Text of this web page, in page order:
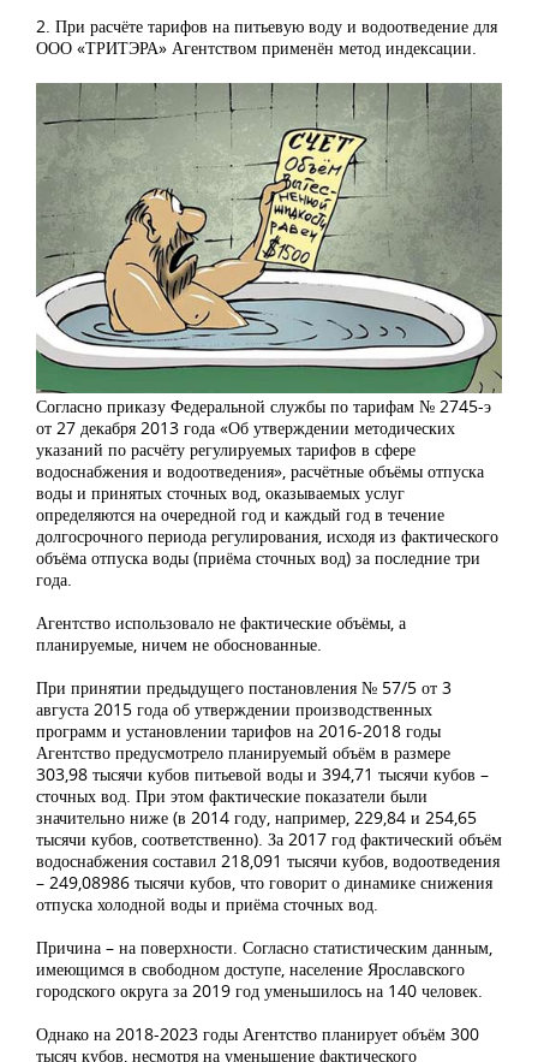
2. При расчёте тарифов на питьевую воду и водоотведение для
ООО «ТРИТЭРА» Агентством применён метод индексации.
Согласно приказу Федеральной службы по тарифам № 2745-э
от 27 декабря 2013 года «Об утверждении методических
указаний по расчёту регулируемых тарифов в сфере
водоснабжения и водоотведения», расчётные объёмы отпуска
воды и принятых сточных вод, оказываемых услуг
определяются на очередной год и каждый год в течение
долгосрочного периода регулирования, исходя из фактического
объёма отпуска воды (приёма сточных вод) за последние три
года.
Агентство использовало не фактические объёмы, а
планируемые, ничем не обоснованные.
При принятии предыдущего постановления № 57/5 от 3
августа 2015 года об утверждении производственных
программ и установлении тарифов на 2016-2018 годы
Агентство предусмотрело планируемый объём в размере
303,98 тысячи кубов питьевой воды и 394,71 тысячи кубов –
сточных вод. При этом фактические показатели были
значительно ниже (в 2014 году, например, 229,84 и 254,65
тысячи кубов, соответственно). За 2017 год фактический объём
водоснабжения составил 218,091 тысячи кубов, водоотведения
– 249,08986 тысячи кубов, что говорит о динамике снижения
отпуска холодной воды и приёма сточных вод.
Причина – на поверхности. Согласно статистическим данным,
имеющимся в свободном доступе, население Ярославского
городского округа за 2019 год уменьшилось на 140 человек.
Однако на 2018-2023 годы Агентство планирует объём 300
тысяч кубов, несмотря на уменьшение фактического